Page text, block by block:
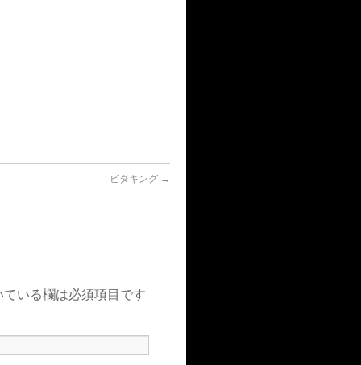
ビタキング →
いる欄は必須項目です